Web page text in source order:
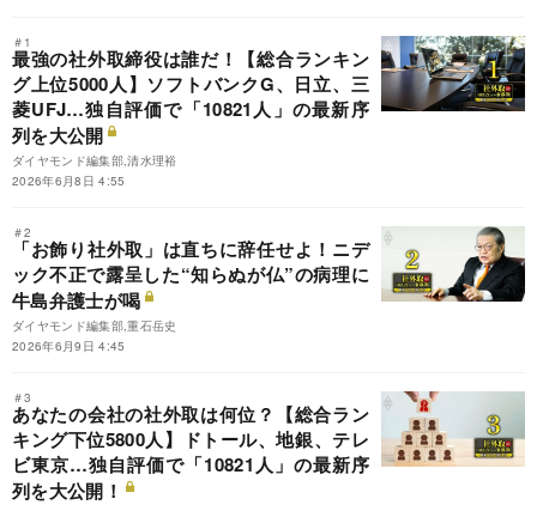
＃1
最強の社外取締役は誰だ！【総合ランキン
グ上位5000人】ソフトバンクG、日立、三
菱UFJ…独自評価で「10821人」の最新序
列を大公開
ダイヤモンド編集部,清水理裕
2026年6月8日 4:55
＃2
「お飾り社外取」は直ちに辞任せよ！ニデ
ック不正で露呈した“知らぬが仏”の病理に
牛島弁護士が喝
ダイヤモンド編集部,重石岳史
2026年6月9日 4:45
＃3
あなたの会社の社外取は何位？【総合ラン
キング下位5800人】ドトール、地銀、テレ
ビ東京…独自評価で「10821人」の最新序
列を大公開！